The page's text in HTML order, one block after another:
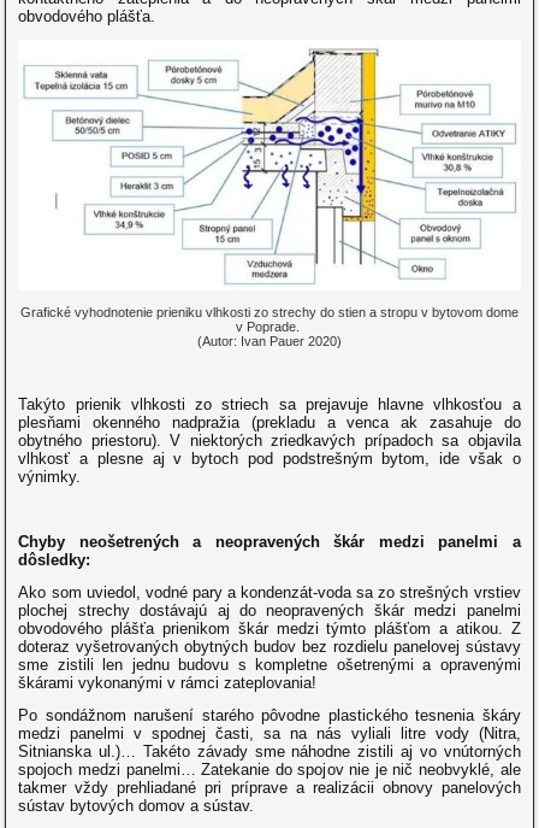
obvodového plášťa.
Grafické vyhodnotenie prieniku vlhkosti zo strechy do stien a stropu v bytovom dome
v Poprade.
(Autor: Ivan Pauer 2020)
Takýto prienik vlhkosti zo striech sa prejavuje hlavne vlhkosťou a
plesňami okenného nadpražia (prekladu a venca ak zasahuje do
obytného priestoru). V niektorých zriedkavých prípadoch sa objavila
vlhkosť a plesne aj v bytoch pod podstrešným bytom, ide však o
výnimky.
Chyby neošetrených a neopravených škár medzi panelmi a
dôsledky:
Ako som uviedol, vodné pary a kondenzát-voda sa zo strešných vrstiev
plochej strechy dostávajú aj do neopravených škár medzi panelmi
obvodového plášťa prienikom škár medzi týmto plášťom a atikou. Z
doteraz vyšetrovaných obytných budov bez rozdielu panelovej sústavy
sme zistili len jednu budovu s kompletne ošetrenými a opravenými
škárami vykonanými v rámci zateplovania!
Po sondážnom narušení starého pôvodne plastického tesnenia škáry
medzi panelmi v spodnej časti, sa na nás vyliali litre vody (Nitra,
Sitnianska ul.)… Takéto závady sme náhodne zistili aj vo vnútorných
spojoch medzi panelmi… Zatekanie do spojov nie je nič neobvyklé, ale
takmer vždy prehliadané pri príprave a realizácii obnovy panelových
sústav bytových domov a sústav.